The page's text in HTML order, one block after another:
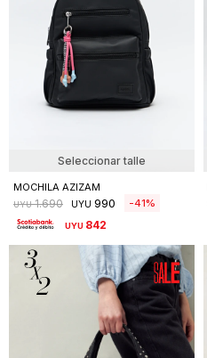
Seleccionar talle
MOCHILA AZIZAM
UYU 1.690 UYU 990 41
UYU 842